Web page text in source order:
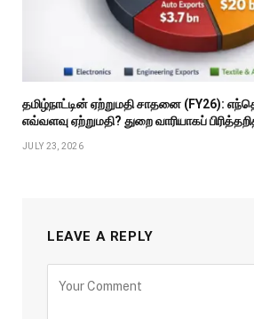
தமிழ்நாட்டின் ஏற்றுமதி சாதனை (FY26):
எவ்வளவு ஏற்றுமதி? துறை வாரியாகப்
JULY 23, 2026
LEAVE A REPLY